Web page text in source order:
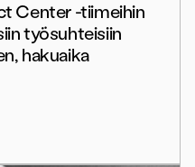
Center -tiimeihin
työsuhteisiin
hakuaika